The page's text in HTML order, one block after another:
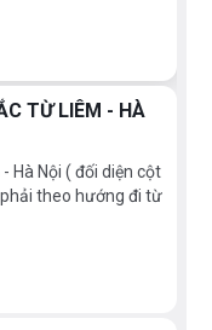
còn xảy ra
– lớp kính bên
bên ngoài trở
tất cả mọi thành
TỪ LIÊM - HÀ
Hà Nội ( đối diện cột
theo hướng đi từ